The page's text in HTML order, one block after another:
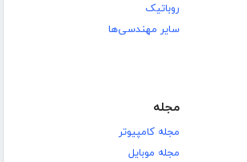
روباتیک
سایر مهندسی‌ها
مجله
مجله کامپیوتر
مجله موبایل